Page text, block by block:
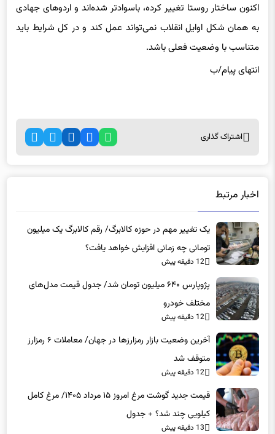
اکنون ساختار روستا تغییر کرده، باسوادتر شده‌اند و اردوهای جهادی
به همان شکل اوایل انقلاب نمی‌تواند عمل کند و در کل شرایط باید
متناسب با وضعیت فعلی باشد.
انتهایپیام/ب
اشتراک گذاری
اخبار مرتبط
یک تغییر مهم در حوزه کالابرگ/ رقم کالابرگ یک میلیون
تومانی چه زمانی افزایش خواهد یافت؟
12 دقیقه پیش
پژوپارس ۶۴۰ میلیون تومان شد/ جدول قیمت مدل‌های
مختلف خودرو
12 دقیقه پیش
آخرین وضعیت بازار رمزارزها در جهان/ معاملات ۶ رمزارز
متوقف شد
12 دقیقه پیش
قیمت جدید گوشت مرغ امروز ۱۵ مرداد ۱۴۰۵/ مرغ کامل
کیلویی چند شد؟ + جدول
13 دقیقه پیش